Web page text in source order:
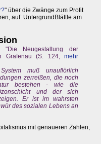
" über die Zwänge zum Profit
auf: UntergrundBlättle am
"Die Neugestaltung der
Grafenau (S. 124,mehr
muß unauflörlich
zerreißen, die noch
bestehen - wie die
und der sich
Er ist im wahrsten
des sozialen Lebens an
mit genaueren Zahlen,